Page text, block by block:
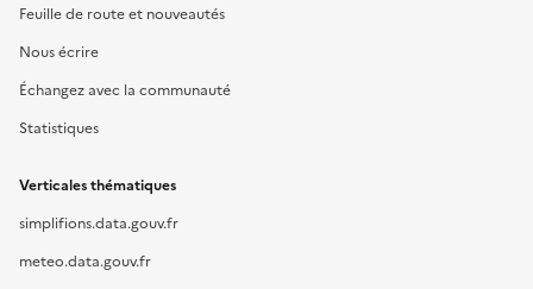
Feuille de route et nouveautés
Nous écrire
Échangez avec la communauté
Statistiques
Verticales thématiques
simplifions.data.gouv.fr
meteo.data.gouv.fr